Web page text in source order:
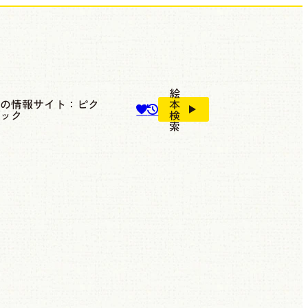
情報サイト：ピク
ク
絵
本
検
索